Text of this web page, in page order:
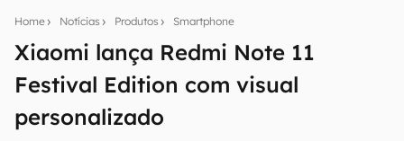
Home Notícias Produtos Smartphone
Xiaomi lança Redmi Note 11
Festival Edition com visual
personalizado
notícias e reviews sobre tecnologia em primeira
E-mail